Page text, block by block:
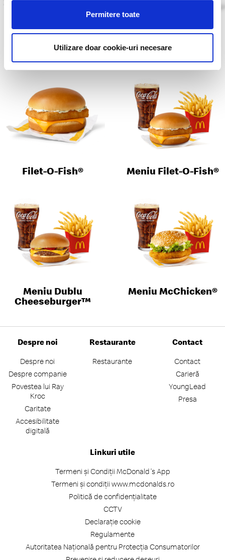
Permitere toate
Utilizare doar cookie-uri necesare
Banana Bread Quarter Pounder®
Filet-O-Fish® Meniu Filet-O-Fish®
Meniu Dublu
Cheeseburger™
Meniu McChicken®
Despre noi
Despre noi
Despre companie
Povestea lui Ray
Kroc
Caritate
Accesibilitate
digitală
Restaurante
Restaurante
Contact
Contact
Carieră
YoungLead
Presa
Linkuri utile
Termeni și Condiții McDonald's App
Termeni și condiții www.mcdonalds.ro
Politică de confidențialitate
CCTV
Declarație cookie
Regulamente
Autoritatea Națională pentru Protecția Consumatorilor